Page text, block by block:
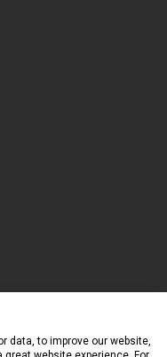
és kikapcsoló / 3.
külső
data, to improve our website,